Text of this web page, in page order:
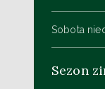
Sobota
Sezon